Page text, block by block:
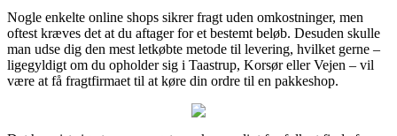
Nogle enkelte online shops sikrer fragt uden omkostninger, men
oftest kræves det at du aftager for et bestemt beløb. Desuden skulle
man udse dig den mest letkøbte metode til levering, hvilket gerne –
ligegyldigt om du opholder sig i Taastrup, Korsør eller Vejen – vil
være at få fragtfirmaet til at køre din ordre til en pakkeshop.